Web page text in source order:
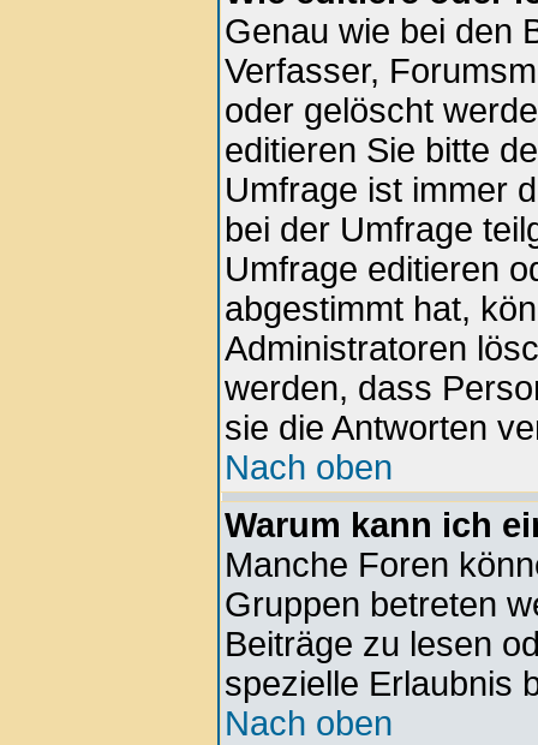
Genau wie bei den
Verfasser,
oder gelöscht
editieren Sie bitte
Umfrage ist immer
bei der Umfrage
Umfrage editieren
abgestimmt hat,
Administratoren
werden, dass
sie die Antworten
Nach oben
Warum kann ich
Manche Foren
Gruppen betreten
Beiträge zu lesen
spezielle Erlaubnis
Nach oben